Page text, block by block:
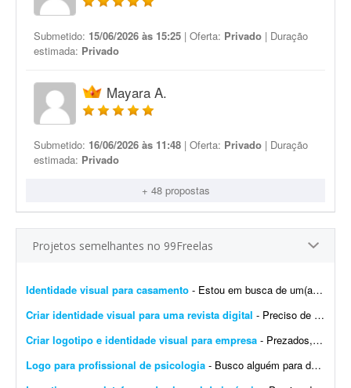
Submetido: 15/06/2026 às 15:25 | Oferta: Privado | Duração
estimada: Privado
Mayara A.
Submetido: 16/06/2026 às 11:48 | Oferta: Privado | Duração
estimada: Privado
+ 48 propostas
Projetos semelhantes no 99Freelas
Identidade visual para casamento - Estou em busca de um(a) designer para desenvolver a identidade visual para o meu casamento. O estilo será inspirado no universo medieval/encantado; temos como referência O Senhor dos A...
Criar identidade visual para uma revista digital - Preciso de uma identidade visual para uma revista digital. Logo, destaques, materiais de apoio, como caneca, camisa, todo branding.
Criar logotipo e identidade visual para empresa - Prezados, tenho uma pessoa em mente para o trabalho e a direcionarei a este projeto. Trata-se da criação de logotipo e identidade visual para a empresa do agronegócio Agromation.
Logo para profissional de psicologia - Busco alguém para desenvolver uma identidade visual para meu instagram como profissional de psicologia.